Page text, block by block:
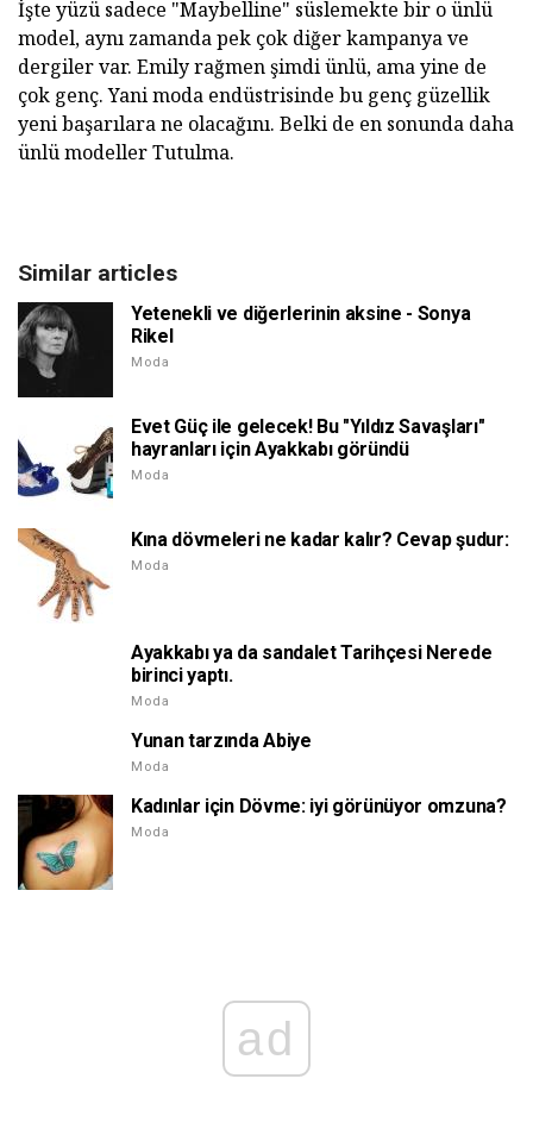
İşte yüzü sadece "Maybelline" süslemekte bir o ünlü
model, aynı zamanda pek çok diğer kampanya ve
dergiler var. Emily rağmen şimdi ünlü, ama yine de
çok genç. Yani moda endüstrisinde bu genç güzellik
yeni başarılara ne olacağını. Belki de en sonunda daha
ünlü modeller Tutulma.
Similar articles
Yetenekli ve diğerlerinin aksine - Sonya
Rikel
Moda
Evet Güç ile gelecek! Bu "Yıldız Savaşları"
hayranları için Ayakkabı göründü
Moda
Kına dövmeleri ne kadar kalır? Cevap şudur:
Moda
Ayakkabı ya da sandalet Tarihçesi Nerede
birinci yaptı.
Moda
Yunan tarzında Abiye
Moda
Kadınlar için Dövme: iyi görünüyor omzuna?
Moda
ad